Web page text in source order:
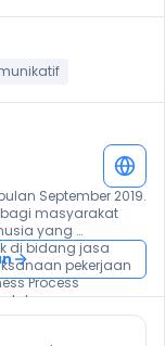
September 2019.
bagi masyarakat
yang
di bidang jasa
pekerjaan
Process
di berbagai
kerja, kami